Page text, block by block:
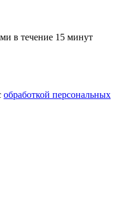
в течение 15 минут
обработкой персональных